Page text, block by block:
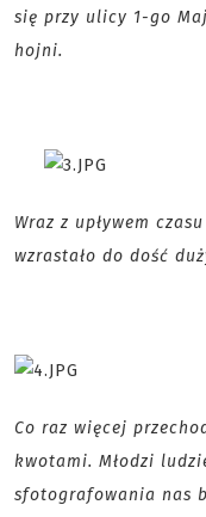
się przy ulicy 1-go
hojni.
Wraz z upływem
wzrastało do dość
Co raz więcej
kwotami. Młodzi
sfotografowania nas